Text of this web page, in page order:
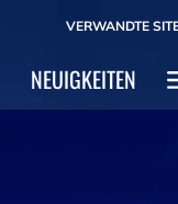
VERWANDTE
NEUIGKEITEN